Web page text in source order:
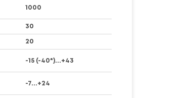
1000
30
20
-15 (-40*)...+43
-7...+24